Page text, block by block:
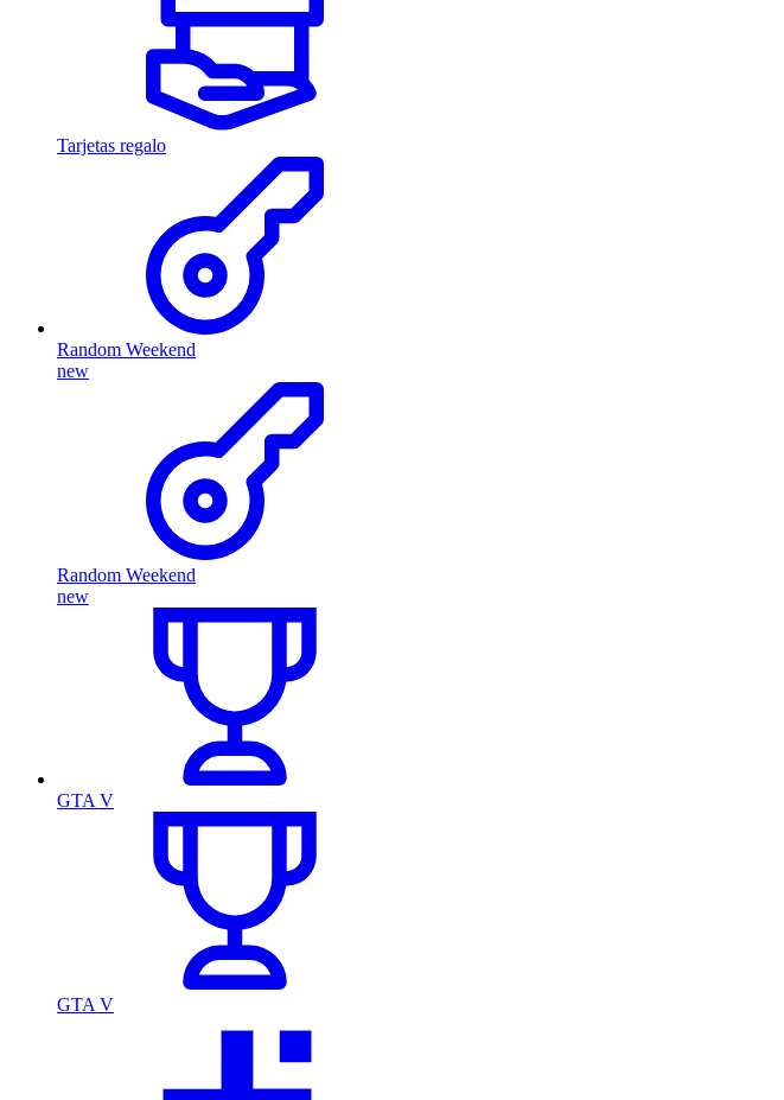
Tarjetas regalo
Random Weekend
new
Random Weekend
new
GTA V
GTA V